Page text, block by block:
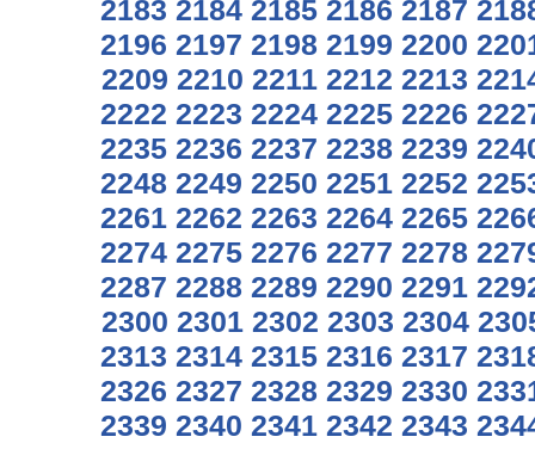
2183 2184 2185 2186 2187
2196 2197 2198 2199 2200
2209 2210 2211 2212 2213
2222 2223 2224 2225 2226
2235 2236 2237 2238 2239
2248 2249 2250 2251 2252
2261 2262 2263 2264 2265
2274 2275 2276 2277 2278
2287 2288 2289 2290 2291
2300 2301 2302 2303 2304
2313 2314 2315 2316 2317
2326 2327 2328 2329 2330
2339 2340 2341 2342 2343